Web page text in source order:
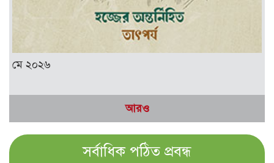
মে ২০২৬
আরও
সর্বাধিক পঠিত প্রবন্ধ